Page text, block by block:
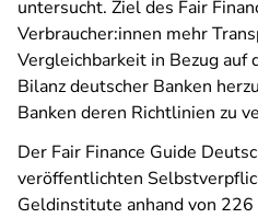
untersucht. Ziel des Fair
Verbraucher:innen mehr
Vergleichbarkeit in Bezug auf
Bilanz deutscher Banken
Banken deren Richtlinien zu
Der Fair Finance Guide
veröffentlichten
Geldinstitute anhand von